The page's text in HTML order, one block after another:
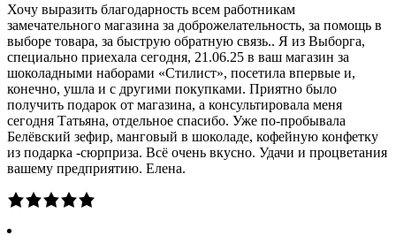
Хочу выразить благодарность всем работникам
замечательного магазина за доброжелательность, за помощь в
выборе товара, за быструю обратную связь.. Я из Выборга,
специально приехала сегодня, 21.06.25 в ваш магазин за
шоколадными наборами «Стилист», посетила впервые и,
конечно, ушла и с другими покупками. Приятно было
получить подарок от магазина, а консультировала меня
сегодня Татьяна, отдельное спасибо. Уже по-пробывала
Белёвский зефир, манговый в шоколаде, кофейную конфетку
из подарка -сюрприза. Всё очень вкусно. Удачи и процветания
вашему предприятию. Елена.